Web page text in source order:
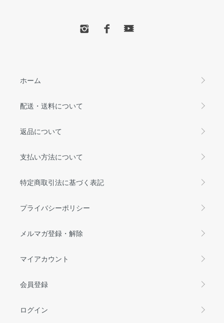
ホーム
配送・送料について
返品について
支払い方法について
特定商取引法に基づく表記
プライバシーポリシー
メルマガ登録・解除
マイアカウント
会員登録
ログイン